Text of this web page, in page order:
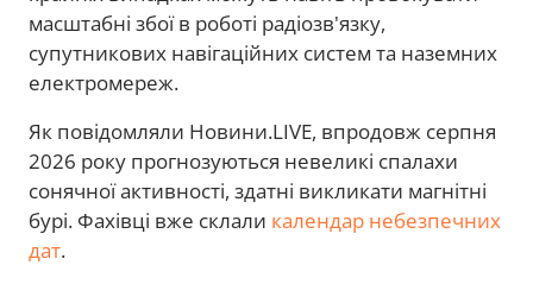
масштабні збої в роботі радіозв'язку,
супутникових навігаційних систем та наземних
електромереж.
Як повідомляли Новини.LIVE, впродовж серпня
2026 року прогнозуються невеликі спалахи
сонячної активності, здатні викликати магнітні
бурі. Фахівці вже склали календар небезпечних
дат.